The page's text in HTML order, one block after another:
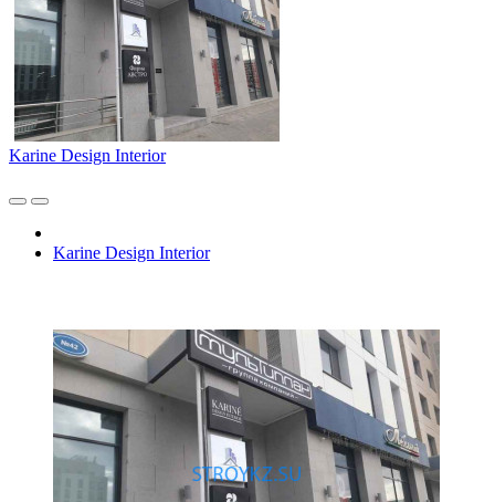
Karine Design Interior
Karine Design Interior